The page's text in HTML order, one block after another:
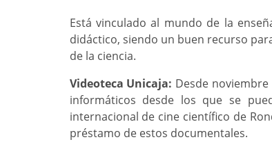
Está vinculado al mundo de la
didáctico, siendo un buen recurso
de la ciencia.
Videoteca Unicaja: Desde
informáticos desde los que se
internacional de cine científico de
préstamo de estos documentales.